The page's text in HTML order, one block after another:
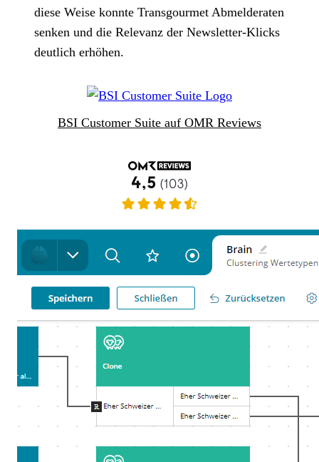
diese Weise konnte Transgourmet Abmelderaten
senken und die Relevanz der Newsletter-Klicks
deutlich erhöhen.
BSI Customer Suite auf OMR Reviews